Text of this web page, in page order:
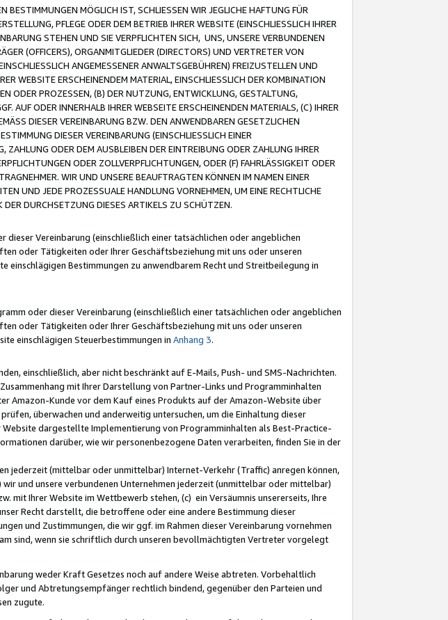
MÖGLICH IST, SCHLIESSEN WIR JEGLICHE HAFTUNG FÜR
PFLEGE ODER DEM BETRIEB IHRER WEBSITE (EINSCHLIESSLICH IHRER
STEHEN UND SIE VERPFLICHTEN SICH, UNS, UNSERE VERBUNDENEN
(OFFICERS), ORGANMITGLIEDER (DIRECTORS) UND VERTRETER VON
ANGEMESSENER ANWALTSGEBÜHREN) FREIZUSTELLEN UND
WEBSITE ERSCHEINENDEM MATERIAL, EINSCHLIESSLICH DER KOMBINATION
ODER PROZESSEN, (B) DER NUTZUNG, ENTWICKLUNG, GESTALTUNG,
AUF ODER INNERHALB IHRER WEBSEITE ERSCHEINENDEN MATERIALS, (C) IHRER
DIESER VEREINBARUNG BZW. DEN ANWENDBAREN GESETZLICHEN
DIESER VEREINBARUNG (EINSCHLIESSLICH EINER
ODER DEM AUSBLEIBEN DER EINTREIBUNG ODER ZAHLUNG IHRER
ODER ZOLLVERPFLICHTUNGEN, ODER (F) FAHRLÄSSIGKEIT ODER
WIR UND UNSERE BEAUFTRAGTEN KÖNNEN IM NAMEN EINER
UND JEDE PROZESSUALE HANDLUNG VORNEHMEN, UM EINE RECHTLICHE
DURCHSETZUNG DIESES ARTIKELS ZU SCHÜTZEN.
Vereinbarung (einschließlich einer tatsächlichen oder angeblichen
oder Tätigkeiten oder Ihrer Geschäftsbeziehung mit uns oder unseren
Bestimmungen zu anwendbarem Recht und Streitbeilegung in
oder dieser Vereinbarung (einschließlich einer tatsächlichen oder angeblichen
oder Tätigkeiten oder Ihrer Geschäftsbeziehung mit uns oder unseren
einschlägigen Steuerbestimmungen in Anhang 3.
einschließlich, aber nicht beschränkt auf E-Mails, Push- und SMS-Nachrichten.
mit Ihrer Darstellung von Partner-Links und Programminhalten
Amazon-Kunde vor dem Kauf eines Produkts auf der Amazon-Website über
überwachen und anderweitig untersuchen, um die Einhaltung dieser
dargestellte Implementierung von Programminhalten als Best-Practice-
darüber, wie wir personenbezogene Daten verarbeiten, finden Sie in der
jederzeit (mittelbar oder unmittelbar) Internet-Verkehr (Traffic) anregen können,
und unsere verbundenen Unternehmen jederzeit (unmittelbar oder mittelbar)
mit Ihrer Website im Wettbewerb stehen, (c) ein Versäumnis unsererseits, Ihre
Recht darstellt, die betroffene oder eine andere Bestimmung dieser
und Zustimmungen, die wir ggf. im Rahmen dieser Vereinbarung vornehmen
sind, wenn sie schriftlich durch unseren bevollmächtigten Vertreter vorgelegt
weder Kraft Gesetzes noch auf andere Weise abtreten. Vorbehaltlich
und Abtretungsempfänger rechtlich bindend, gegenüber den Parteien und
zugute.